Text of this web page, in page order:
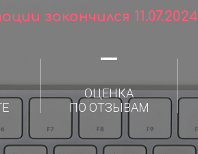
закончился 11.07.2024
—
ОЦЕНКА
ПО ОТЗЫВАМ